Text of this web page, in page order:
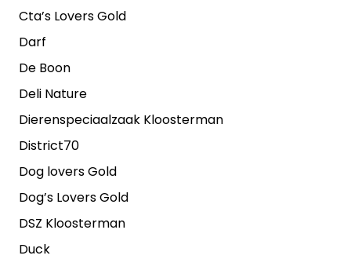
Cta’s Lovers Gold
Darf
De Boon
Deli Nature
Dierenspeciaalzaak Kloosterman
District70
Dog lovers Gold
Dog’s Lovers Gold
DSZ Kloosterman
Duck